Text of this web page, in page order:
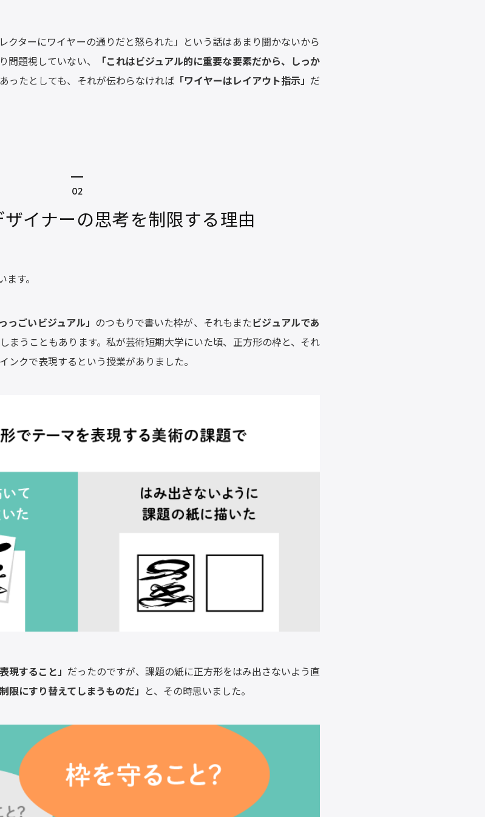
クターにワイヤーの通りだと怒られた」という話はあまり聞かないから
問題視していない、
「これはビジュアル的に重要な要素だから、しっか
ったとしても、それが伝わらなければ「ワイヤーはレイアウト指示」 だ
イナーの思考を制限する理由
す。
っごいビジュアル」 のつもりで書いた枠が、それもまたビジュアルであ
まうこともあります。私が芸術短期大学にいた頃、正方形の枠と、それ
クで表現するという授業がありました。
現すること」 だったのですが、課題の紙に正方形をはみ出さないよう直
限にすり替えてしまうものだ」 と、その時思いました。